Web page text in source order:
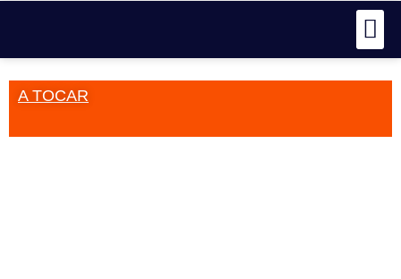
A TOCAR